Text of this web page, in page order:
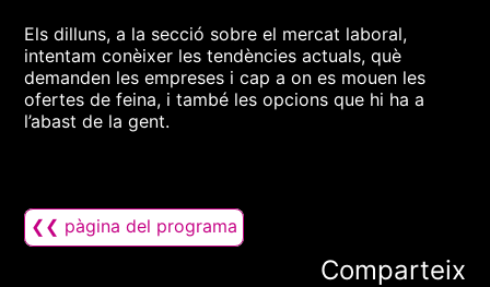
Els dilluns, a la secció sobre el mercat laboral,
intentam conèixer les tendències actuals, què
demanden les empreses i cap a on es mouen les
ofertes de feina, i també les opcions que hi ha a
l’abast de la gent.
❮❮ pàgina del programa
Comparteix